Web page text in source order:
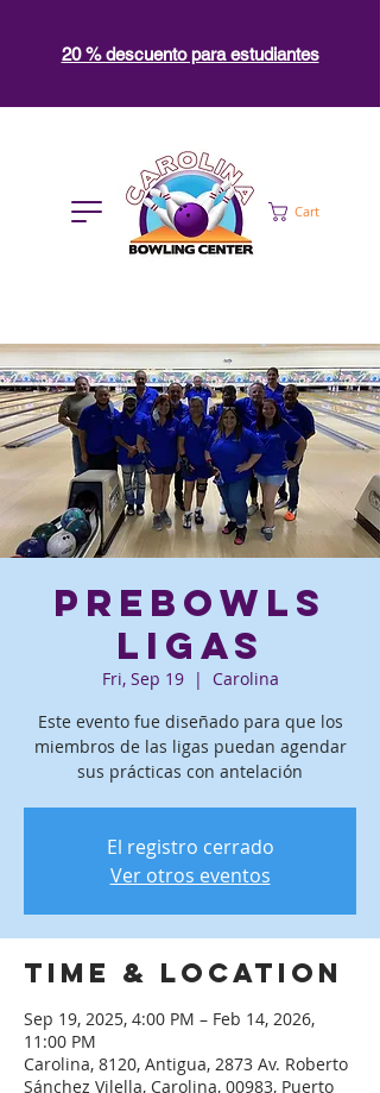
Cart
20 % descuento para estudiantes
PreBowls
ligas
Fri, Sep 19
  |
Carolina
Este evento fue diseñado para que los
miembros de las ligas puedan agendar
sus prácticas con antelación
El registro cerrado
Ver otros eventos
Time & Location
Sep 19, 2025, 4:00 PM – Feb 14, 2026,
11:00 PM
Carolina, 8120, Antigua, 2873 Av. Roberto
Sánchez Vilella, Carolina, 00983, Puerto